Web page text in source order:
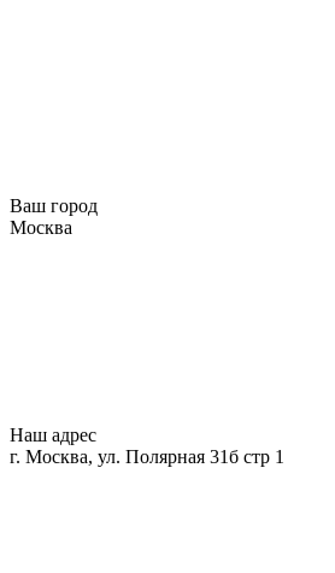
Ваш город
Москва
Наш адрес
г. Москва, ул. Полярная 31б стр 1